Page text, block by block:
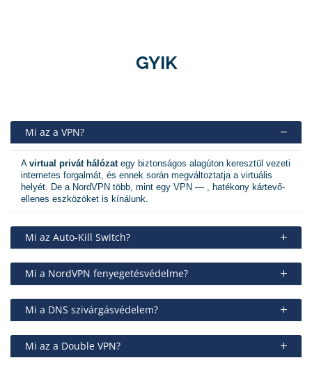
GYIK
Mi az a VPN?
A virtual privát hálózategy biztonságos alagúton keresztül vezeti
internetes forgalmát, és ennek során megváltoztatja a virtuális
helyét. De a NordVPN több, mint egy VPN — , hatékony kártevő-
ellenes eszközöket is kínálunk.
Mi az Auto-Kill Switch?
Mi a NordVPN fenyegetésvédelme?
Mi a DNS szivárgásvédelem?
Mi az a Double VPN?